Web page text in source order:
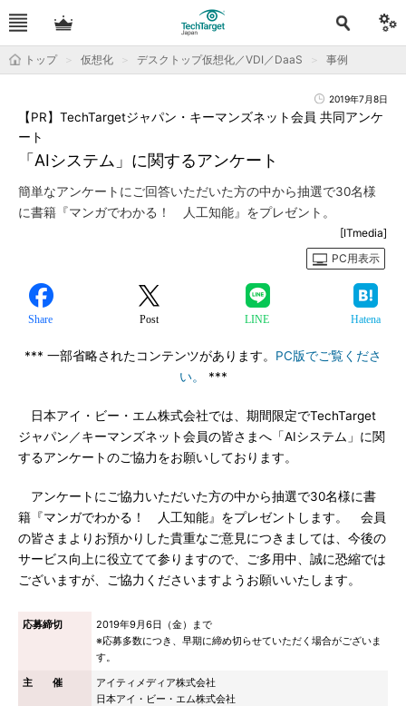
トップ 仮想化 デスクトップ仮想化／VDI／DaaS 事例
2019年7月8日
「AIシステム」に関するアンケート
【PR】TechTargetジャパン・キーマンズネット会員 共同アンケ
ート
簡単なアンケートにご回答いただいた方の中から抽選で30名様
に書籍『マンガでわかる！ 人工知能』をプレゼント。
[ITmedia]
PC用表示
Share Post LINE Hatena
*** 一部省略されたコンテンツがあります。 PC版でご覧くださ
い。
***
日本アイ・ビー・エム株式会社では、期間限定でTechTarget
ジャパン／キーマンズネット会員の皆さまへ「AIシステム」に関
するアンケートのご協力をお願いしております。
アンケートにご協力いただいた方の中から抽選で30名様に書
籍『マンガでわかる！ 人工知能』をプレゼントします。 会員
の皆さまよりお預かりした貴重なご意見につきましては、今後の
サービス向上に役立てて参りますので、ご多用中、誠に恐縮では
ございますが、ご協力くださいますようお願いいたします。
応募締切
2019年9月6日（金）まで
※応募多数につき、早期に締め切らせていただく場合がございま
す。
主 催
アイティメディア株式会社
日本アイ・ビー・エム株式会社